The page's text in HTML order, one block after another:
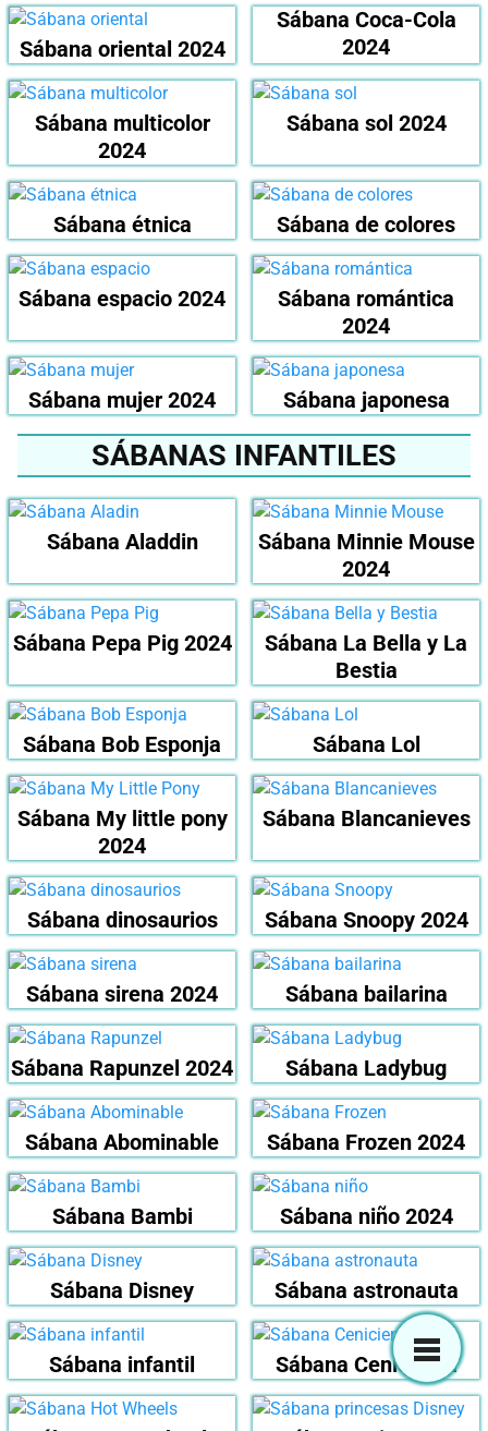
Sábana oriental 2024
Sábana Coca-Cola
2024
Sábana multicolor
2024
Sábana sol 2024
Sábana étnica Sábana de colores
Sábana espacio 2024
Sábana romántica
2024
Sábana mujer 2024 Sábana japonesa
SÁBANAS INFANTILES
Sábana Aladdin
Sábana Minnie Mouse
2024
Sábana Pepa Pig 2024
Sábana La Bella y La
Bestia
Sábana Bob Esponja Sábana Lol
Sábana My little pony
2024
Sábana Blancanieves
Sábana dinosaurios Sábana Snoopy 2024
Sábana sirena 2024 Sábana bailarina
Sábana Rapunzel 2024 Sábana Ladybug
Sábana Abominable Sábana Frozen 2024
Sábana Bambi Sábana niño 2024
Sábana Disney Sábana astronauta
Sábana infantil Sábana Cenicienta